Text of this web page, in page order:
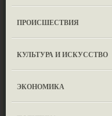
ПРОИСШЕСТВИЯ
КУЛЬТУРА И ИСКУССТВО
ЭКОНОМИКА